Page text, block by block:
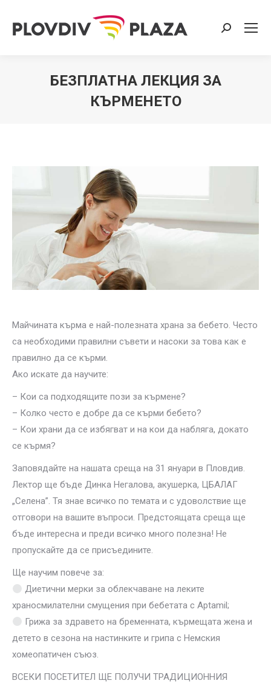
Search:
БЕЗПЛАТНА ЛЕКЦИЯ ЗА
КЪРМЕНЕТО
Майчината кърма е най-полезната храна за бебето. Често
са необходими правилни съвети и насоки за това как е
правилно да се кърми.
Ако искате да научите:
– Кои са подходящите пози за кърмене?
– Колко често е добре да се кърми бебето?
– Кои храни да се избягват и на кои да набляга, докато
се кърмя?
Заповядайте на нашата среща на 31 януари в Пловдив.
Лектор ще бъде Динка Негалова, акушерка, ЦБАЛАГ
„Селена”. Тя знае всичко по темата и с удоволствие ще
отговори на вашите въпроси. Предстоящата среща ще
бъде интересна и преди всичко много полезна! Не
пропускайте да се присъедините.
Ще научим повече за:
Диетични мерки за облекчаване на леките
храносмилателни смущения при бебетата с Aptamil;
Грижа за здравето на бременната, кърмещата жена и
детето в сезона на настинките и грипа с Немския
хомеопатичен съюз.
ВСЕКИ ПОСЕТИТЕЛ ЩЕ ПОЛУЧИ ТРАДИЦИОННИЯ